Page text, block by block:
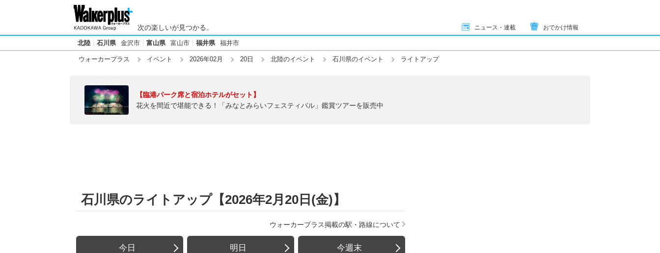
次の楽しいが見つかる。 ニュース・連載 おでかけ情報
北陸 石川県 金沢市 富山県 富山市 福井県 福井市
ウォーカープラス イベント 2026年02月 20日 北陸のイベント 石川県のイベント ライトアップ
【臨港パーク席と宿泊ホテルがセット】
花火を間近で堪能できる！「みなとみらいフェスティバル」鑑賞ツアーを販売中
石川県のライトアップ【2026年2月20日(金)】
ウォーカープラス掲載の駅・路線について
今日 明日 今週末